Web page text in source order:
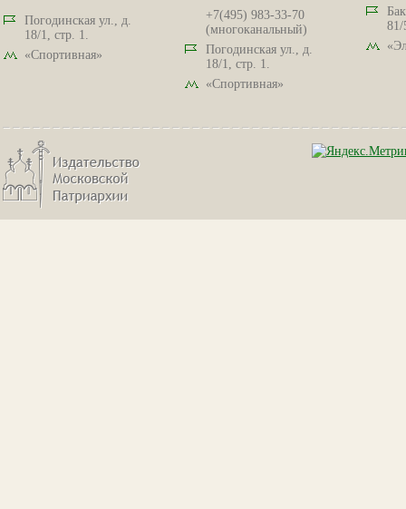
Погодинская ул., д.
18/1, стр. 1.
«Спортивная»
+7(495) 983-33-70
(многоканальный)
Погодинская ул., д.
18/1, стр. 1.
«Спортивная»
81/